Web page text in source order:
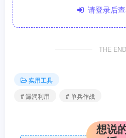
请登录后查
THE END
实用工具
# 漏洞利用
# 单兵作战
想说